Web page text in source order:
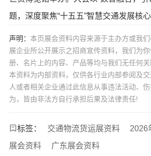
题，深度聚焦“十五五”智慧交通发展核心
声明： 本页展会资料内容来源于主办方或我
展企业所公开展示之招商宣传资料，我们为
册、名片上的内容、产品等均与我们无任何关
本资料为内部资料，仅供各行业内部参阅及
人或者相关企业通过此信息从事违法活动、
为，皆由非法方自行承担后果及法律责任!
标签： 交通物流货运展资料 2026
展会资料
广东展会资料